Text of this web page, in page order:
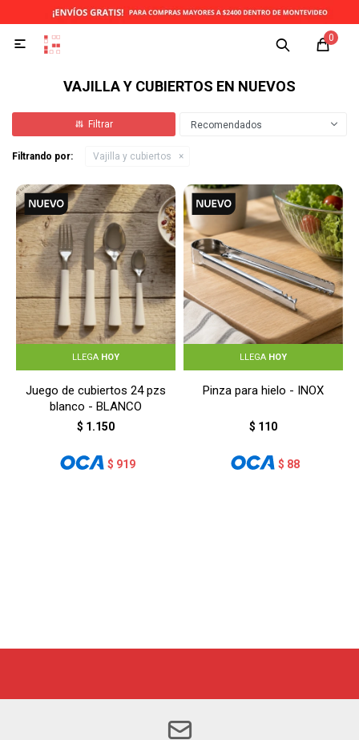
0

VAJILLA Y CUBIERTOS EN NUEVOS
Recomendados
Filtrando por: Vajilla y cubiertos
LLEGA HOY
Juego de cubiertos 24 pzs
blanco - BLANCO
$ 1.150
$ 919
LLEGA HOY
Pinza para hielo - INOX
$ 110
$ 88